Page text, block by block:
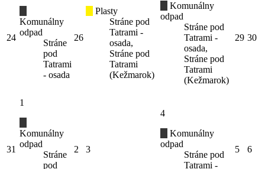
24
Komunálny
odpad
Stráne
pod
Tatrami
- osada
26
Plasty
Stráne pod
Tatrami -
osada,
Stráne pod
Tatrami
(Kežmarok)
Komunálny
odpad
Stráne pod
Tatrami -
osada,
Stráne pod
Tatrami
(Kežmarok)
29 30
31
1
Komunálny
odpad
Stráne
pod
2 3
4
Komunálny
odpad
Stráne pod
Tatrami -
5 6